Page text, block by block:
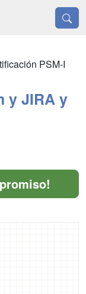
PSM-I
y JIRA y